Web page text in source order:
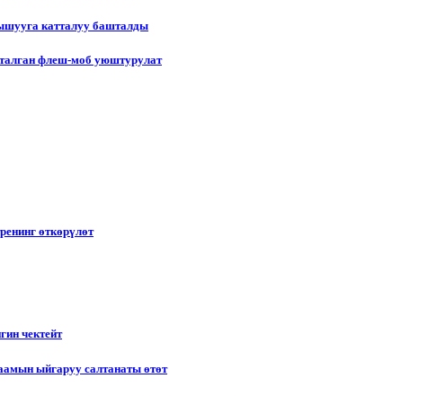
катталуу башталды
флеш-моб уюштурулат
өткөрүлөт
чектейт
ыйгаруу салтанаты өтөт